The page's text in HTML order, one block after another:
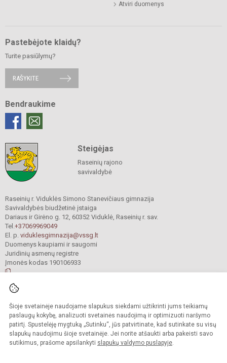
Šioje svetainėje naudojame slapukus siekdami užtikrinti jums teikiamų
paslaugų kokybę, analizuoti svetainės naudojimą ir optimizuoti naršymo
patirtį. Spustelėję mygtuką „Sutinku“, jūs patvirtinate, kad sutinkate su visų
slapukų naudojimu šioje svetainėje. Jei norite atšaukti arba pakeisti savo
sutikimus, prašome apsilankyti slapukų valdymo puslapyje.
Atviri duomenys
Pastebėjote klaidų?
Turite pasiūlymų?
RAŠYKITE
Bendraukime
Steigėjas
Raseinių rajono
savivaldybė
Raseinių r. Viduklės Simono Stanevičiaus gimnazija
Savivaldybės biudžetinė įstaiga
Dariaus ir Girėno g. 12, 60352 Viduklė, Raseinių r. sav.
Tel.+37069969049
El. p. viduklesgimnazija@vssg.lt
Duomenys kaupiami ir saugomi
Juridinių asmenų registre
Įmonės kodas 190106933
saugomos.
Kopijuoti turinį be raštiško gimnazijos sutikimo griežtai draudžiama.
Prieinamumo paraiška Slapukų valdymas
Sumanus būdas atnaujinti